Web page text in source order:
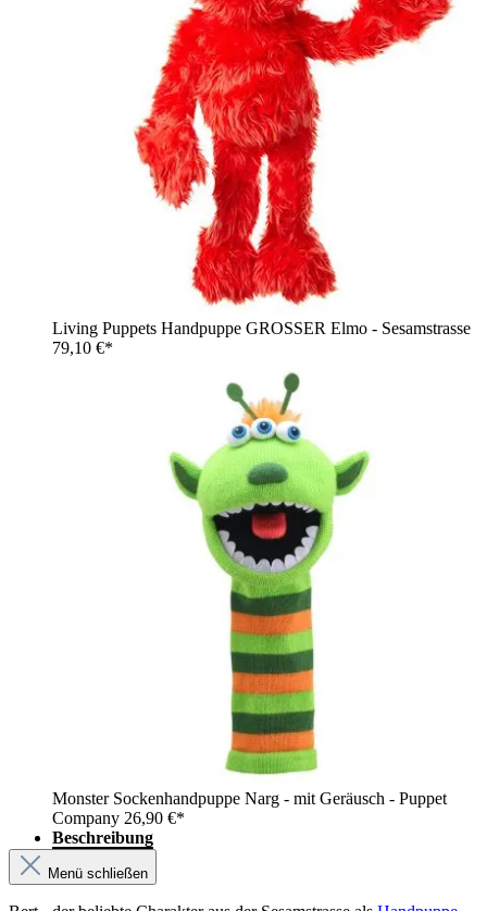
Living Puppets Handpuppe GROSSER Elmo - Sesamstrasse
79,10 €*
Monster Sockenhandpuppe Narg - mit Geräusch - Puppet
Company 26,90 €*
Beschreibung
Menü schließen